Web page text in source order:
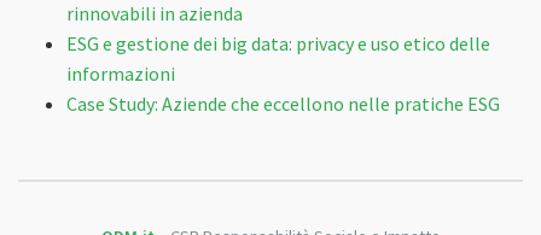
rinnovabili in azienda
ESG e gestione dei big data: privacy e uso etico delle
informazioni
Case Study: Aziende che eccellono nelle pratiche ESG